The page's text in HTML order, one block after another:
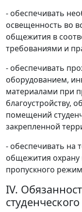
- обеспечивать
освещенность во
общежития в
требованиями и
- обеспечивать
оборудованием,
материалами при
благоустройству,
помещений
закрепленной
- обеспечивать на
общежития охрану
пропускного
IV.